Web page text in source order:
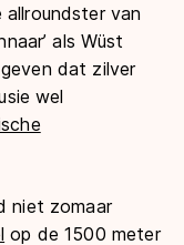
van
als Wüst
dat zilver
wel
niet zomaar
op de 1500 meter